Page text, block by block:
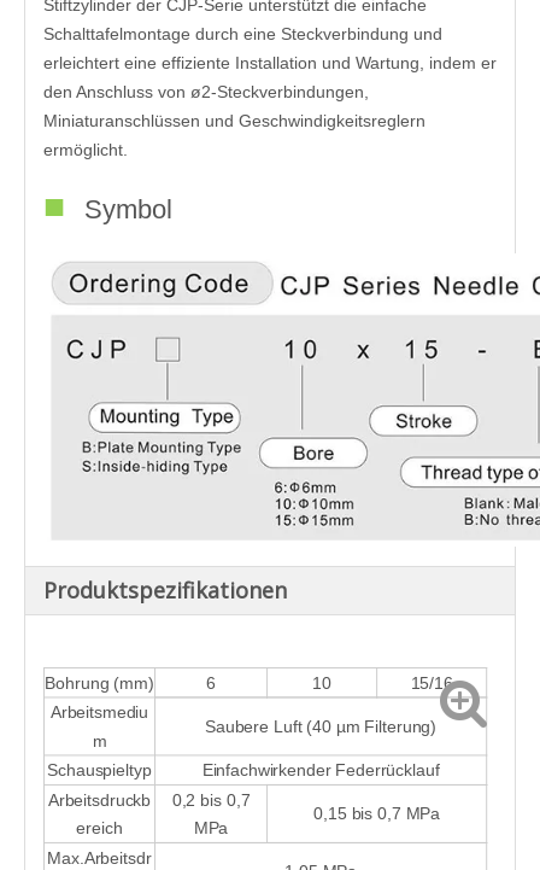
Stiftzylinder der CJP-Serie unterstützt die einfache
Schalttafelmontage durch eine Steckverbindung und
erleichtert eine effiziente Installation und Wartung, indem er
den Anschluss von ø2-Steckverbindungen,
Miniaturanschlüssen und Geschwindigkeitsreglern
ermöglicht.
■ Symbol
Produktspezifikationen
Bohrung (mm) 6 10 15/16
Arbeitsmediu
m
Saubere Luft (40 µm Filterung)
Schauspieltyp Einfachwirkender Federrücklauf
Arbeitsdruckb
ereich
0,2 bis 0,7
MPa
0,15 bis 0,7 MPa
Max.Arbeitsdr